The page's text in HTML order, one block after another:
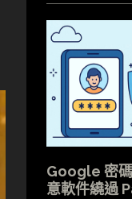
Google 密
意軟件繞過